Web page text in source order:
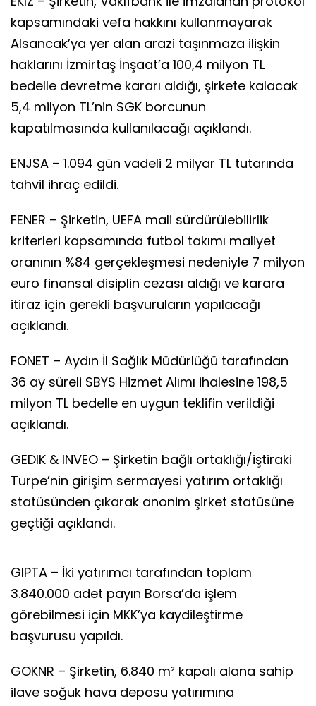
kapsamındaki vefa hakkını kullanmayarak
Alsancak’ya yer alan arazi taşınmaza ilişkin
haklarını İzmirtaş İnşaat’a 100,4 milyon TL
bedelle devretme kararı aldığı, şirkete kalacak
5,4 milyon TL’nin SGK borcunun
kapatılmasında kullanılacağı açıklandı.
ENJSA – 1.094 gün vadeli 2 milyar TL tutarında
tahvil ihraç edildi.
FENER – Şirketin, UEFA mali sürdürülebilirlik
kriterleri kapsamında futbol takımı maliyet
oranının %84 gerçekleşmesi nedeniyle 7 milyon
euro finansal disiplin cezası aldığı ve karara
itiraz için gerekli başvuruların yapılacağı
açıklandı.
FONET – Aydın İl Sağlık Müdürlüğü tarafından
36 ay süreli SBYS Hizmet Alımı ihalesine 198,5
milyon TL bedelle en uygun teklifin verildiği
açıklandı.
GEDIK & INVEO – Şirketin bağlı ortaklığı/iştiraki
Turpe’nin girişim sermayesi yatırım ortaklığı
statüsünden çıkarak anonim şirket statüsüne
geçtiği açıklandı.
GIPTA – İki yatırımcı tarafından toplam
3.840.000 adet payın Borsa’da işlem
görebilmesi için MKK’ya kaydileştirme
başvurusu yapıldı.
GOKNR – Şirketin, 6.840 m² kapalı alana sahip
ilave soğuk hava deposu yatırımına